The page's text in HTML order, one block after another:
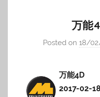
万能
Posted on 18/
万能4D
2017-02-18